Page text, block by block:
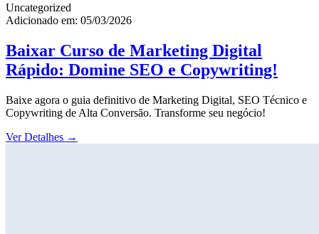
Uncategorized
Adicionado em: 05/03/2026
Baixar Curso de Marketing Digital
Rápido: Domine SEO e Copywriting!
Baixe agora o guia definitivo de Marketing Digital, SEO Técnico e
Copywriting de Alta Conversão. Transforme seu negócio!
Ver Detalhes →